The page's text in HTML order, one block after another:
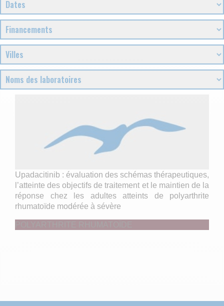
Upadacitinib : évaluation des schémas thérapeutiques,
l’atteinte des objectifs de traitement et le maintien de la
réponse chez les adultes atteints de polyarthrite
rhumatoïde modérée à sévère